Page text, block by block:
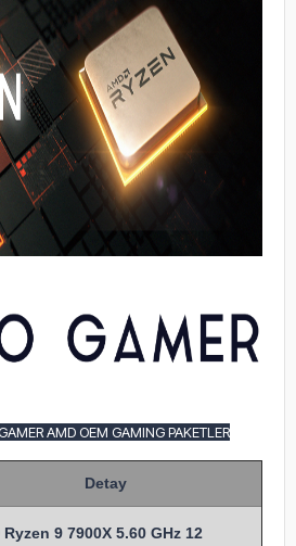
AMD OEM GAMING PAKETLER
Detay
Ryzen 9 7900X 5.60 GHz 12